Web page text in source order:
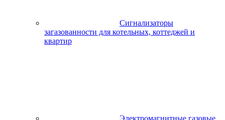
Сигнализаторы
загазованности для котельных, коттеджей и
квартир
Электромагнитные газовые